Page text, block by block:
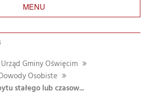
MENU
Urząd Gminy Oświęcim
Osobiste
stałego lub czasow...